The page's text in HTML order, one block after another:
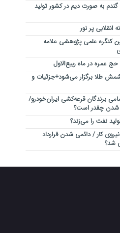
گندم به صورت دیم در کشور تولید
انقلابی پر نور
کنگره علمی پژوهشی علامه
حج عمره در ماه ربیع‌الاول
طلا برگزار می‌شود+جزئیات و
برندگان قرعه‌کشی ایران‌خودرو/
شدن چقدر است؟
نفت را می‌زند؟
کار / دائمی شدن قرارداد
شد؟